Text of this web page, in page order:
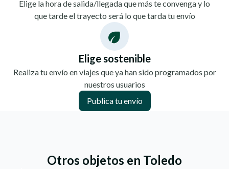
Elige la hora de salida/llegada que más te convenga y lo
que tarde el trayecto será lo que tarda tu envío
Elige sostenible
Realiza tu envío en viajes que ya han sido programados por
nuestros usuarios
Publica tu envío
Otros objetos en Toledo